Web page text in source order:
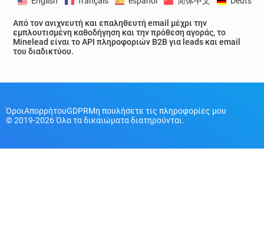
Από τον ανιχνευτή και επαληθευτή email μέχρι την
εμπλουτισμένη καθοδήγηση και την πρόθεση αγοράς, το
Minelead είναι το API πληροφοριών B2B για leads και email
του διαδικτύου.
ΌροιΑπορρήτουGDPRΜη πουλήσετε τις πληροφορίες μου
© 2019-2026 Όλα τα δικαιώματα διατηρούνται.